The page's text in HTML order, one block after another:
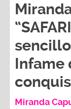
Infame
Miranda